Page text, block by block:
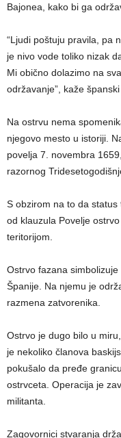
Bajonea, kako bi ga
“Ljudi poštuju pravila, pa
je nivo vode toliko nizak
Mi obično dolazimo na
održavanje”, kaže
Na ostrvu nema
njegovo mesto u istoriji.
povelja 7. novembra
razornog
S obzirom na to da
od klauzula Povelje
teritorijom.
Ostrvo fazana
Španije. Na njemu je
razmena zatvorenika.
Ostrvo je dugo bilo u
je nekoliko članova
pokušalo da pređe
ostrvceta. Operacija je
militanta.
Zagovornici stvaranja